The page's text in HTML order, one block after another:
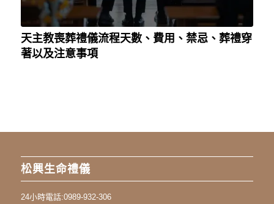
天主教喪葬禮儀流程天數、費用、禁忌、葬禮穿
著以及注意事項
松興生命禮儀
24小時電話:0989-932-306